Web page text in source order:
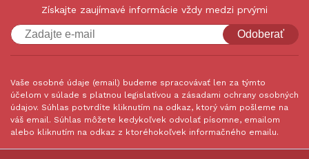
Získajte zaujímavé informácie vždy medzi prvými
Odoberať
Vaše osobné údaje (email) budeme spracovávať len za týmto
účelom v súlade s platnou legislatívou a zásadami ochrany osobných
údajov. Súhlas potvrdíte kliknutím na odkaz, ktorý vám pošleme na
váš email. Súhlas môžete kedykoľvek odvolať písomne, emailom
alebo kliknutím na odkaz z ktoréhokoľvek informačného emailu.